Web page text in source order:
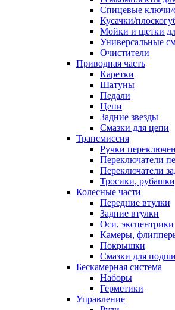
Спицевые ключи/
Кусачки/
Мойки и щетки
Универсальные
Очистители
Приводная часть
Каретки
Шатуны
Педали
Цепи
Задние звезды
Смазки для цепи
Трансмиссия
Ручки
Переключатели
Переключатели
Тросики,
Колесные части
Передние втулки
Задние втулки
Оси, эксцентрики
Камеры,
Покрышки
Смазки для
Бескамерная система
Наборы
Герметики
Управление